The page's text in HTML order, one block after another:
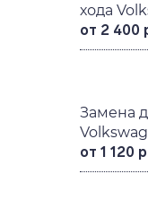
хода
от 2 400
Замена
от 1 120